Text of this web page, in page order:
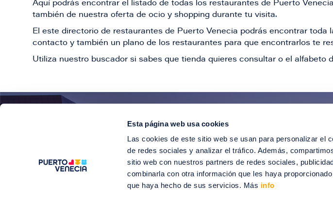
Esta página web usa cookies
Las cookies de este sitio web se usan para personalizar el
de redes sociales y analizar el tráfico. Además,
sitio web con nuestros partners de redes sociales,
combinarla con otra información que les haya
que haya hecho de sus servicios. Más info
Aquí podrás encontrar el listado de todas los restaurantes de Puerto
también de nuestra oferta de ocio y shopping durante tu visita.
El este directorio de restaurantes de Puerto Venecia podrás encontrar
contacto y también un plano de los restaurantes para que encontrarlos te
Utiliza nuestro buscador si sabes que tienda quieres consultar o el alfabeto
¡Entérate de todas
Suscríbete para recibir ofertas